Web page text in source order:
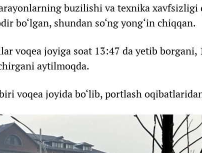
buzilishi va texnika
bo‘lgan, shundan so‘ng yong‘in chiqqan.
voqea joyiga soat 13:47 da yetib borgani,
aytilmoqda.
voqea joyida bo‘lib, portlash